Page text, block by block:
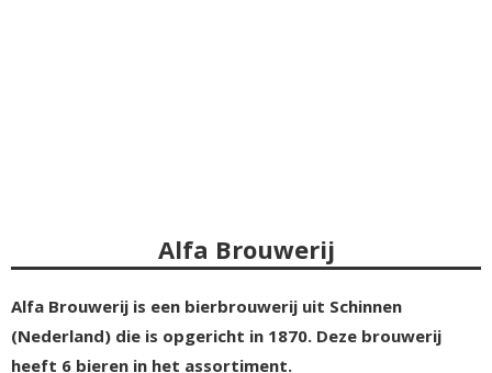
Alfa Brouwerij
Alfa Brouwerij is een bierbrouwerij uit Schinnen
(Nederland) die is opgericht in 1870. Deze brouwerij
heeft 6 bieren in het assortiment.